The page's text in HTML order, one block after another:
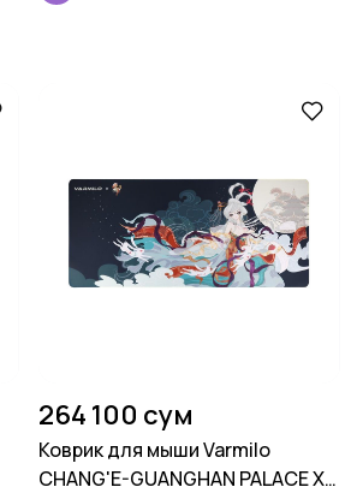
264 100 сум
Коврик для мыши Varmilo
CHANG'E-GUANGHAN PALACE XL